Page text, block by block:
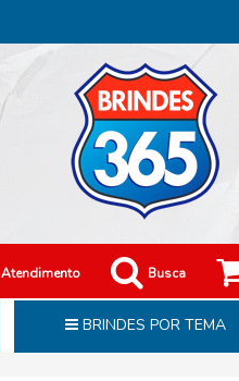
Atendimento Busca
BRINDES POR TEMA